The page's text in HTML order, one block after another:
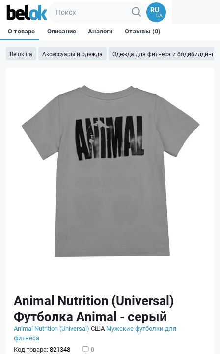
RU
UA
Belok.ua Аксессуары и одежда Одежда для фитнеса и бодибилдинга
О товаре Описание Аналоги Отзывы (0)
Animal Nutrition (Universal)
Футболка Animal - серый
Animal Nutrition (Universal) США Мужские футболки для
фитнеса
Код товара:821348 0